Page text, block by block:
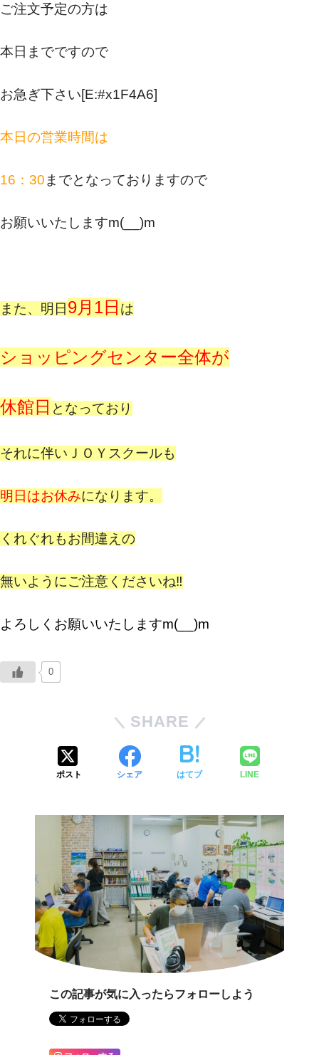
ご注文予定の方は
本日までですので
お急ぎ下さい[E:#x1F4A6]
本日の営業時間は
16：30 までとなっておりますので
お願いいたしますm(__)m
また、明日 9月1日 は
ショッピングセンター全体が
休館日 となっており
それに伴いＪＯＹスクールも
明日はお休みになります。
くれぐれもお間違えの
無いようにご注意くださいね‼
よろしくお願いいたしますm(__)m
0
SHARE
ポスト シェア はてブ LINE
この記事が気に入ったらフォローしよう